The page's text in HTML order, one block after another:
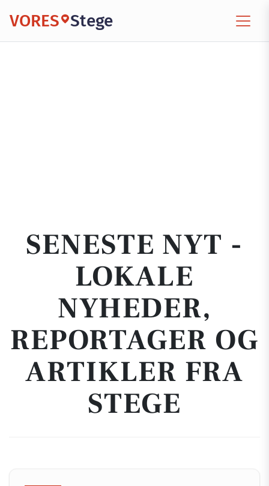
VORES Stege
SENESTE NYT -
LOKALE
NYHEDER,
REPORTAGER OG
ARTIKLER FRA
STEGE